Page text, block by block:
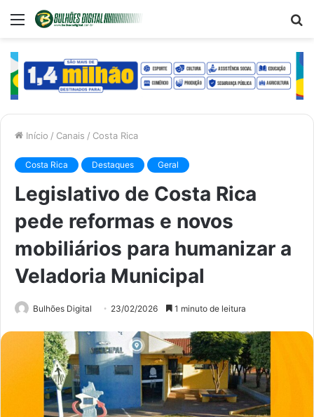
Menu
Início / Canais / Costa Rica
Costa Rica Destaques Geral
Legislativo de Costa Rica
pede reformas e novos
mobiliários para humanizar a
Veladoria Municipal
Bulhões Digital 23/02/2026 1 minuto de leitura